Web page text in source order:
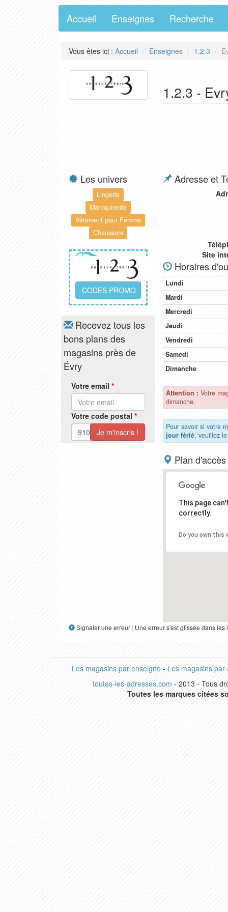
Accueil Enseignes Recherche
Vous êtes ici : Accueil Enseignes 1.2.3
1.2.3 -
Les univers
Lingerie
Maroquinerie
Vêtement pour Femme
Chaussure
CODES PROMO
Recevez tous les
bons plans des
magasins près de
Évry
Votre email *
Votre code postal *
Adresse et
Site
Horaires
Lundi
Mardi
Mercredi
Jeudi
Vendredi
Samedi
Dimanche
Attention : Votre
dimanche.
Pour savoir si votre
jour férié, veuillez
Plan d'accès
This page
correctly.
Do you own this
Signaler une erreur : Une erreur s'est glissée dans
Les magasins par enseigne- Les magasins par
toutes-les-adresses.com - 2013 - Tous
Toutes les marques citées